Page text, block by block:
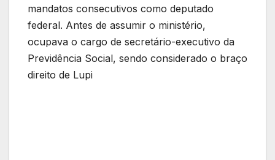
mandatos consecutivos como deputado
federal. Antes de assumir o ministério,
ocupava o cargo de secretário-executivo da
Previdência Social, sendo considerado o braço
direito de Lupi